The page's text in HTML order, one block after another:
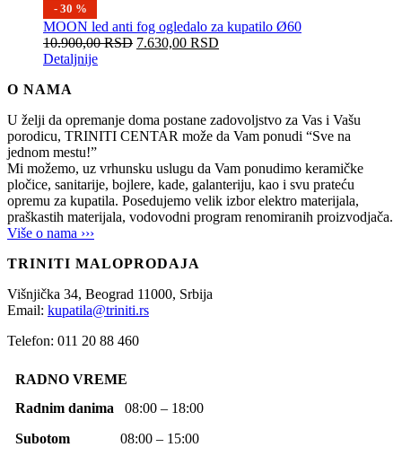
- 30 %
MOON led anti fog ogledalo za kupatilo Ø60
10.900,00RSD 7.630,00 RSD
Detaljnije
O NAMA
U želji da opremanje doma postane zadovoljstvo za Vas i Vašu
porodicu, TRINITI CENTAR može da Vam ponudi “Sve na
jednom mestu!”
Mi možemo, uz vrhunsku uslugu da Vam ponudimo keramičke
pločice, sanitarije, bojlere, kade, galanteriju, kao i svu prateću
opremu za kupatila. Posedujemo velik izbor elektro materijala,
praškastih materijala, vodovodni program renomiranih proizvodjača.
Više o nama ›››
TRINITI MALOPRODAJA
Višnjička 34, Beograd 11000, Srbija
Email: kupatila@triniti.rs
Telefon: 011 20 88 460
RADNO VREME
Radnim danima 08:00 – 18:00
Subotom 08:00 – 15:00